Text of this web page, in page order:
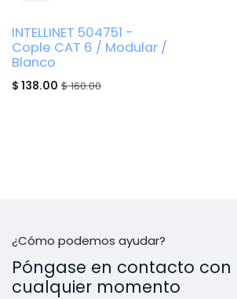
INTELLINET 504751 -
Cople CAT 6 / Modular /
Blanco
$ 138.00 $160.00
¿Cómo podemos ayudar?
Póngase en contacto con
cualquier momento